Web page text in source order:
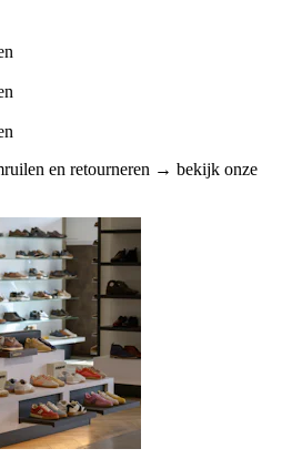
en retourneren → bekijk onze